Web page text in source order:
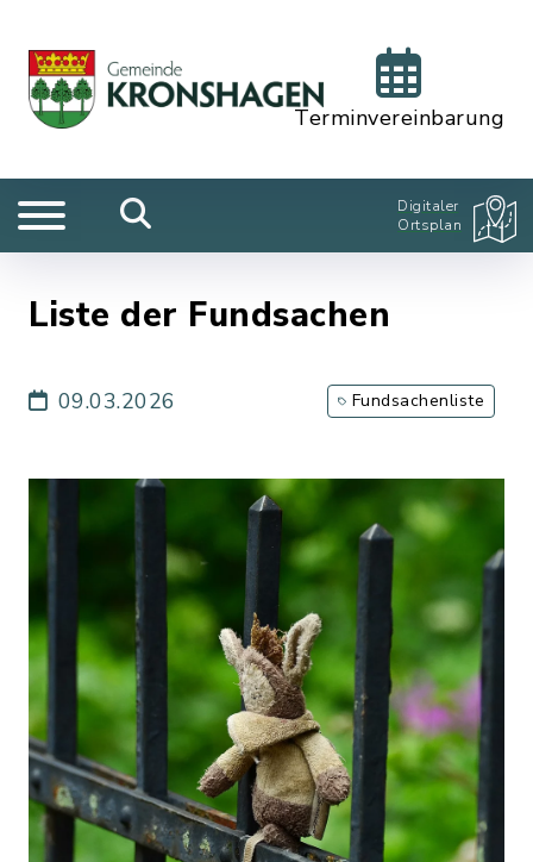
Terminvereinbarung
Digitaler
Ortsplan
Liste der Fundsachen
09.03.2026 Fundsachenliste